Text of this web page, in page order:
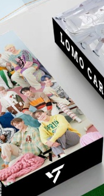
В наличии: В